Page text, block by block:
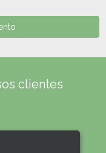
clientes